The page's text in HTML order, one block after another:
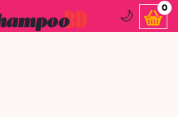
🌙
0